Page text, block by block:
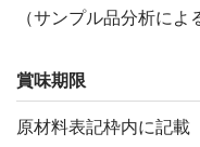
（サンプル品分析によ
賞味期限
原材料表記枠内に記載